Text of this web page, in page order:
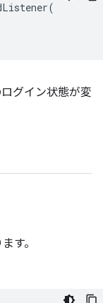
(
グイン状態が変
す。